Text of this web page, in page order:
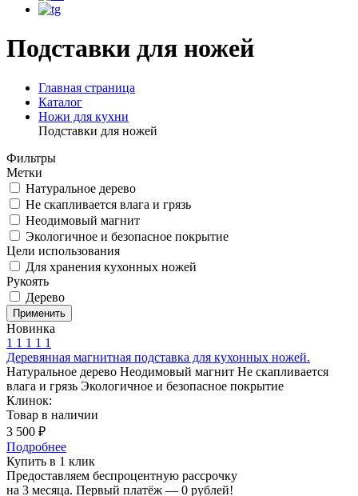
Подставки для ножей
Главная страница
Каталог
Ножи для кухни
Подставки для ножей
Фильтры
Метки
Натуральное дерево
Не скапливается влага и грязь
Неодимовый магнит
Экологичное и безопасное покрытие
Цели использования
Для хранения кухонных ножей
Рукоять
Дерево
Новинка
1 1 1 1 1
Деревянная магнитная подставка для кухонных ножей.
Натуральное дерево Неодимовый магнит Не скапливается
влага и грязь Экологичное и безопасное покрытие
Клинок:
Товар в наличии
3 500 ₽
Подробнее
Купить в 1 клик
Предоставляем беспроцентную рассрочку
на 3 месяца. Первый платёж — 0 рублей!